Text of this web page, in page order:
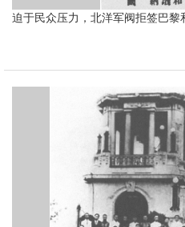
迫于民众压力，北洋军阀拒签巴黎